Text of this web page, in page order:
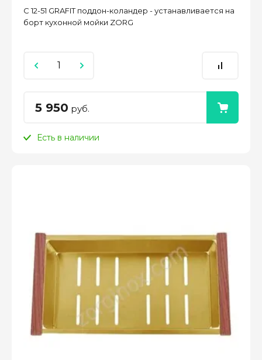
С 12-51 GRAFIT поддон-коландер - устанавливается на
борт кухонной мойки ZORG
5 950 руб.
Есть в наличии